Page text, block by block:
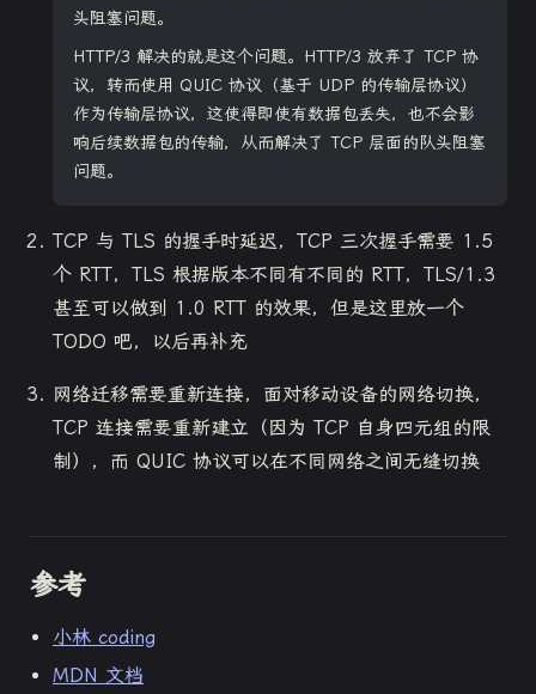
头阻塞问题。
HTTP/3 解决的就是这个问题。HTTP/3 放弃了 TCP 协
议，转而使用 QUIC 协议（基于 UDP 的传输层协议）
作为传输层协议，这使得即使有数据包丢失，也不会影
响后续数据包的传输，从而解决了 TCP 层面的队头阻塞
问题。
TCP 与 TLS 的握手时延迟，TCP 三次握手需要 1.5
个 RTT，TLS 根据版本不同有不同的 RTT，TLS/1.3
甚至可以做到 1.0 RTT 的效果，但是这里放一个
TODO 吧，以后再补充
网络迁移需要重新连接，面对移动设备的网络切换，
TCP 连接需要重新建立（因为 TCP 自身四元组的限
制），而 QUIC 协议可以在不同网络之间无缝切换
参考
小林 coding
MDN 文档